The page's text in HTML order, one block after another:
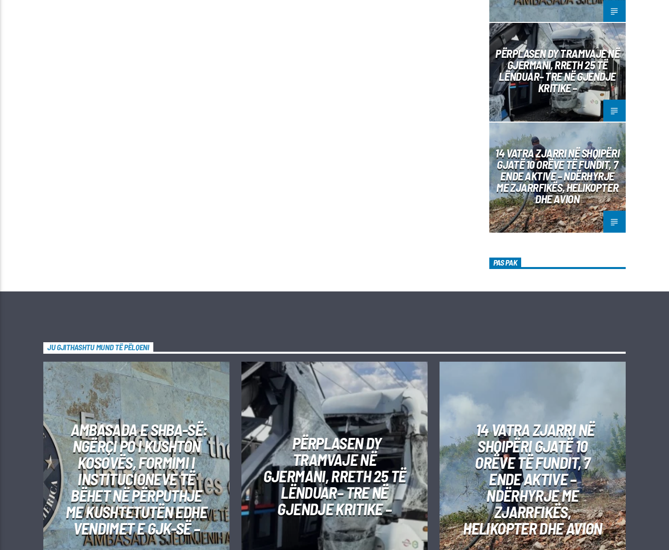
PËRPLASEN DY TRAMVAJE NË
GJERMANI, RRETH 25 TË
LËNDUAR– TRE NË GJENDJE
KRITIKE –
14 VATRA ZJARRI NË SHQIPËRI
GJATË 10 ORËVE TË FUNDIT, 7
ENDE AKTIVE – NDËRHYRJE
ME ZJARRFIKËS, HELIKOPTER
DHE AVION
PAS PAK
JU GJITHASHTU MUND TË PËLQENI
AMBASADA E SHBA-SË:
NGËRÇI PO I KUSHTON
KOSOVËS, FORMIMI I
INSTITUCIONEVE TË
BËHET NË PËRPUTHJE
ME KUSHTETUTËN EDHE
VENDIMET E GJK-SË –
PËRPLASEN DY
TRAMVAJE NË
GJERMANI, RRETH 25 TË
LËNDUAR– TRE NË
GJENDJE KRITIKE –
14 VATRA ZJARRI NË
SHQIPËRI GJATË 10
ORËVE TË FUNDIT, 7
ENDE AKTIVE –
NDËRHYRJE ME
ZJARRFIKËS,
HELIKOPTER DHE AVION